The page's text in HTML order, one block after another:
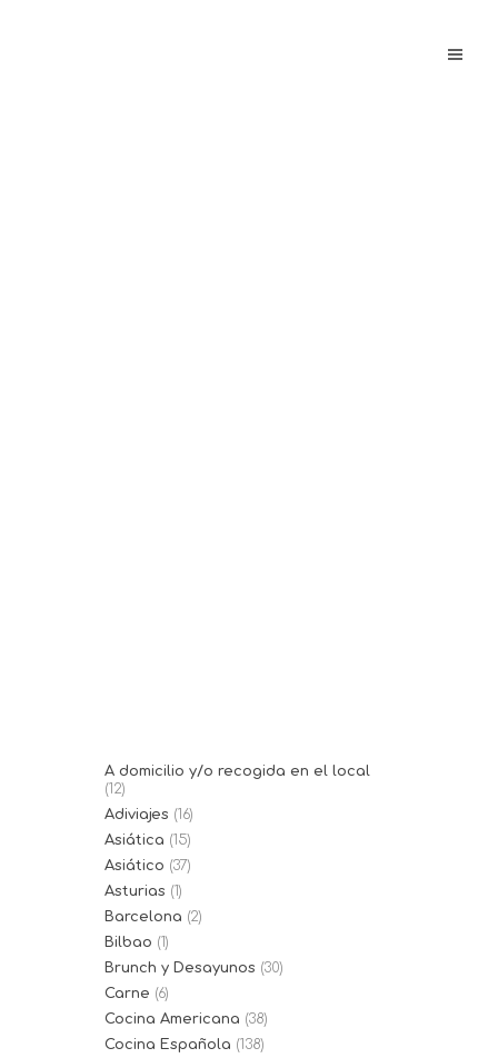
A domicilio y/o recogida en el local
(12)
Adiviajes (16)
Asiática (15)
Asiático (37)
Asturias (1)
Barcelona (2)
Bilbao (1)
Brunch y Desayunos (30)
Carne (6)
Cocina Americana (38)
Cocina Española (138)